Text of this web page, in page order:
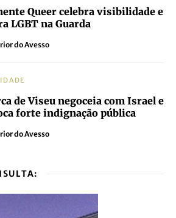
Queer celebra visibilidade e
LGBT na Guarda
do Avesso
de Viseu negoceia com Israel e
forte indignação pública
do Avesso